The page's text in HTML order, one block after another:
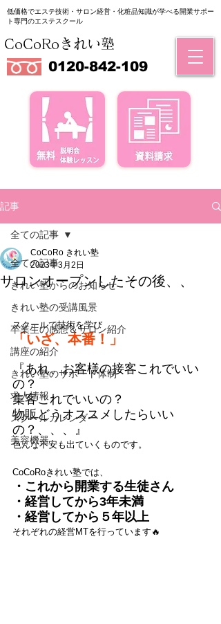
低価格でエステ技術・サロン経営・化粧品知識が学べる​開業サポー
ト専門のエステスクール
0120-842-109
CoCoRoきれい塾
記事
全ての記事
きれい塾からのお知らせ
きれい塾の受講風景
卒業生の感想＆サロン紹介
講座の紹介
きれい塾のサポート体制
求人情報
スクールカレンダー
美容機器
全ての記事
サロンオープンしたその後、、
CoCoRo きれい塾
2023年3月2日
スクールで技術を学び
「いざ、本番！」
『あれ、お客様の接客これでいい
の？
集客これでいいの？
物販どうオススメしたらいい
の？、、、』
色んな不安も出ていくものです。
CoCoRoきれい塾では、
・これから開業する生徒さん
・経営してから3年未満
・経営してから５年以上
それぞれの経営MTを行っています🔥